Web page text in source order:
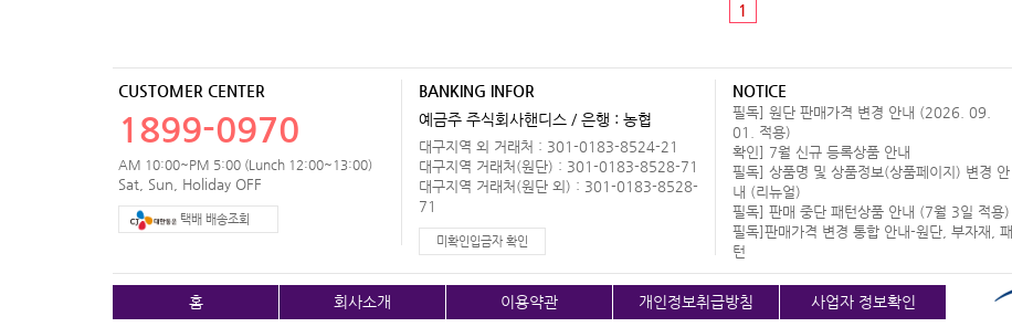
1
CUSTOMER CENTER
1899-0970
AM 10:00~PM 5:00 (Lunch 12:00~13:00)
Sat, Sun, Holiday OFF
택배 배송조회
BANKING INFOR
예금주 주식회사핸디스 / 은행 : 농협
대구지역 외 거래처 : 301-0183-8524-21
대구지역 거래처(원단) : 301-0183-8528-71
대구지역 거래처(원단 외) : 301-0183-8528-
71
미확인입금자 확인
NOTICE
필독] 원단 판매가격 변경 안내 (2026. 09.
01. 적용)
확인] 7월 신규 등록상품 안내
필독] 상품명 및 상품정보(상품페이지) 변경 안
내 (리뉴얼)
필독] 판매 중단 패턴상품 안내 (7월 3일 적용)
필독]판매가격 변경 통합 안내-원단, 부자재, 패
턴
홈 회사소개 이용약관 개인정보취급방침 사업자 정보확인